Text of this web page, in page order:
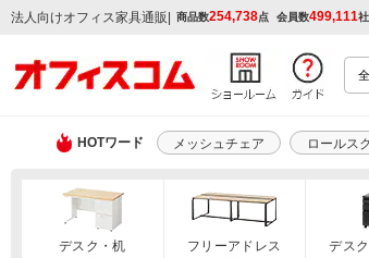
法人向けオフィス家具通販 | 商品数254,738点 会員数499,111社
HOTワード メッシュチェア ロールス
デスク・机 フリーアドレス デス